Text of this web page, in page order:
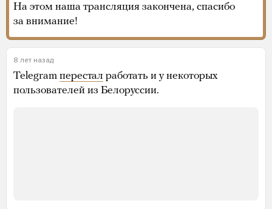
На этом наша трансляция закончена, спасибо
за внимание!
8 лет назад
Telegram перестал работать и у некоторых
пользователей из Белоруссии.